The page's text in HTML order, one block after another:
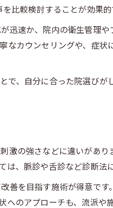
比較検討することが効果的
迅速か、院内の衛生管理
カウンセリングや、症
、自分に合った院選び
の強さなどに違いがあり
、脈診や舌診など診断法
を目指す施術が得意で
のアプローチも、流派や